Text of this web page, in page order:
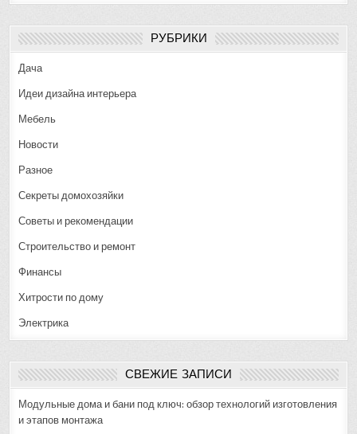
РУБРИКИ
Дача
Идеи дизайна интерьера
Мебель
Новости
Разное
Секреты домохозяйки
Советы и рекомендации
Строительство и ремонт
Финансы
Хитрости по дому
Электрика
СВЕЖИЕ ЗАПИСИ
Модульные дома и бани под ключ: обзор технологий изготовления
и этапов монтажа